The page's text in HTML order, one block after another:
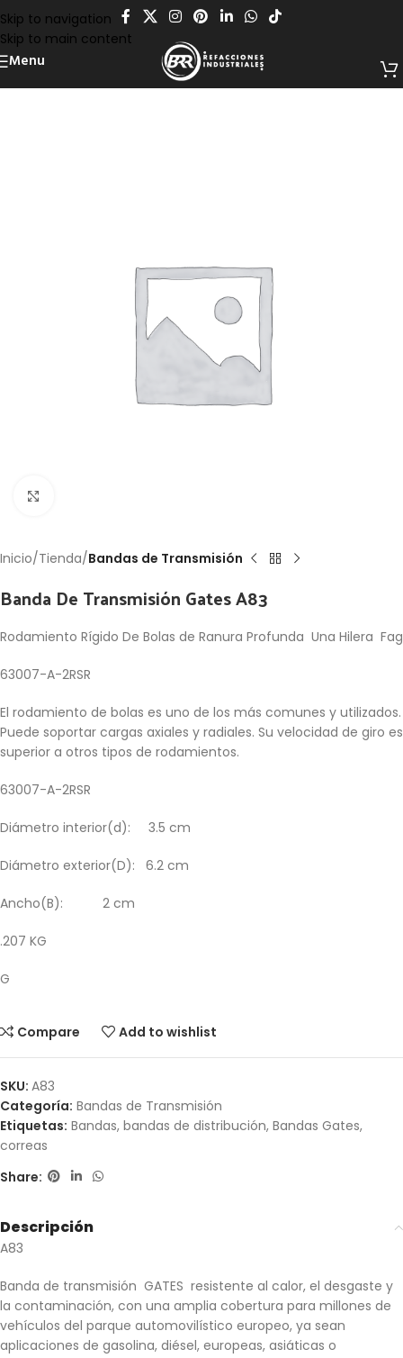
Skip to navigation
Skip to main content
Menu
Inicio Tienda Bandas de Transmisión
Banda De Transmisión Gates A83
Rodamiento Rígido De Bolas de Ranura Profunda Una Hilera Fag
63007-A-2RSR
El rodamiento de bolas es uno de los más comunes y utilizados.
Puede soportar cargas axiales y radiales. Su velocidad de giro es
superior a otros tipos de rodamientos.
63007-A-2RSR
Diámetro interior(d): 3.5 cm
Diámetro exterior(D): 6.2 cm
Ancho(B): 2 cm
.207 KG
G
Compare Add to wishlist
SKU: A83
Categoría: Bandas de Transmisión
Etiquetas: Bandas, bandas de distribución, Bandas Gates,
correas
Share:
Descripción
A83
Banda de transmisión GATES resistente al calor, el desgaste y
la contaminación, con una amplia cobertura para millones de
vehículos del parque automovilístico europeo, ya sean
aplicaciones de gasolina, diésel, europeas, asiáticas o